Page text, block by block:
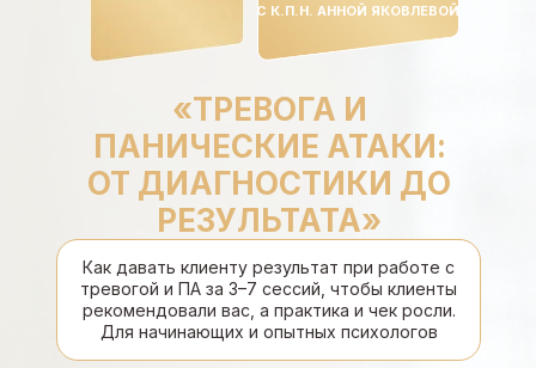
Как давать клиенту результат при работе с
тревогой и ПА за 3–7 сессий, чтобы клиенты
рекомендовали вас, а практика и чек росли.
Для начинающих и опытных психологов
С К.П.Н. АННОЙ ЯКОВЛЕВОЙ
«ТРЕВОГА И
ПАНИЧЕСКИЕ АТАКИ:
ОТ ДИАГНОСТИКИ ДО
РЕЗУЛЬТАТА»